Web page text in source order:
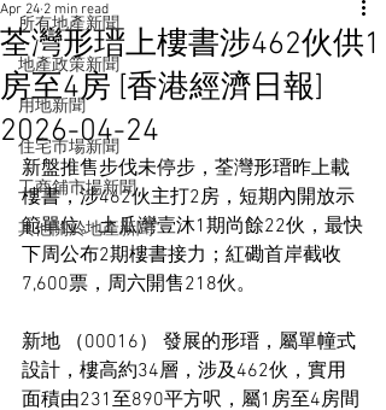
所有地產新聞
地產政策新聞
用地新聞
住宅市場新聞
工商舖市場新聞
其他關於地產新聞
荃灣形瑨上樓書涉462伙供1
房至4房 [香港經濟日報]
2026-04-24
Apr 24 2 min read
新盤推售步伐未停步，荃灣形瑨昨上載
樓書，涉462伙主打2房，短期內開放示
範單位。土瓜灣壹沐1期尚餘22伙，最快
下周公布2期樓書接力；紅磡首岸截收
7,600票，周六開售218伙。
新地 （00016） 發展的形瑨，屬單幢式
設計，樓高約34層，涉及462伙，實用
面積由231至890平方呎，屬1房至4房間